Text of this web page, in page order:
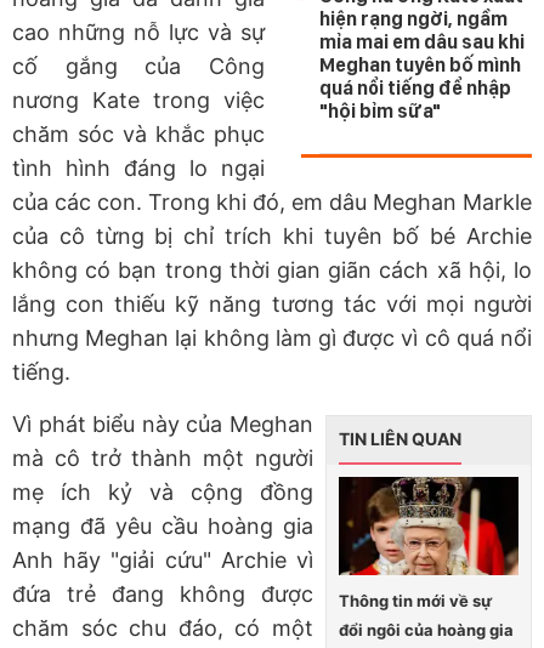
hiện rạng ngời, ngầm
mỉa mai em dâu sau khi
Meghan tuyên bố mình
quá nổi tiếng để nhập
"hội bỉm sữa"
cao những nỗ lực và sự
cố gắng của Công
nương Kate trong việc
chăm sóc và khắc phục
tình hình đáng lo ngại
của các con. Trong khi đó, em dâu Meghan Markle
của cô từng bị chỉ trích khi tuyên bố bé Archie
không có bạn trong thời gian giãn cách xã hội, lo
lắng con thiếu kỹ năng tương tác với mọi người
nhưng Meghan lại không làm gì được vì cô quá nổi
tiếng.
TIN LIÊN QUAN
Thông tin mới về sự
đổi ngôi của hoàng gia
Vì phát biểu này của Meghan
mà cô trở thành một người
mẹ ích kỷ và cộng đồng
mạng đã yêu cầu hoàng gia
Anh hãy "giải cứu" Archie vì
đứa trẻ đang không được
chăm sóc chu đáo, có một